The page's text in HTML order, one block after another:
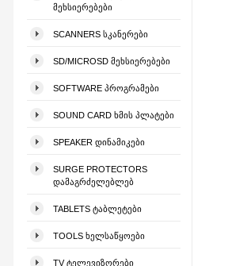
ᲛᲔᲮᲡᲘᲔᲠᲔᲑᲔᲑᲘ
SCANNERS ᲡᲙᲐᲜᲔᲠᲔᲑᲘ
SD/MICROSD ᲛᲔᲮᲡᲘᲔᲠᲔᲑᲔᲑᲘ
SOFTWARE ᲞᲠᲝᲒᲠᲐᲛᲔᲑᲘ
SOUND CARD ᲮᲛᲘᲡ ᲞᲚᲐᲢᲔᲑᲘ
SPEAKER ᲓᲘᲜᲐᲛᲘᲙᲔᲑᲘ
SURGE PROTECTORS
ᲓᲐᲛᲐᲒᲠᲫᲔᲚᲔᲑᲚᲔᲑ
TABLETS ᲢᲐᲑᲚᲔᲢᲔᲑᲘ
TOOLS ᲮᲔᲚᲡᲐᲬᲧᲝᲔᲑᲘ
TV ᲢᲔᲚᲔᲕᲘᲖᲝᲠᲔᲑᲘ